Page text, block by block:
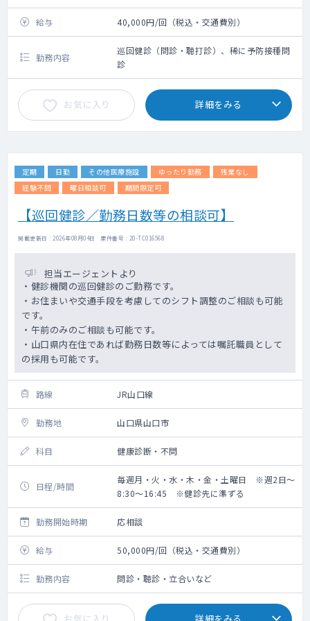
給与 40,000円/回（税込・交通費別）
勤務内容
巡回健診（問診・聴打診）、稀に予防接種問
診
お気に入り 詳細をみる
定期 日勤 その他医療施設 ゆったり勤務
残業なし
経験不問
曜日相談可 期間限定可
【巡回健診／勤務日数等の相談可】
掲載更新日 : 2026年08月04日 案件番号 : 20-TC016568
担当エージェントより
・健診機関の巡回健診のご勤務です。
・お住まいや交通手段を考慮してのシフト調整のご相談も可能
です。
・午前のみのご相談も可能です。
・山口県内在住であれば勤務日数等によっては嘱託職員として
の採用も可能です。
路線 JR山口線
勤務地 山口県山口市
科目 健康診断・不問
日程/時間
毎週月・火・水・木・金・土曜日 ※週2日～
8:30～16:45 ※健診先に準ずる
勤務開始時期 応相談
給与 50,000円/回（税込・交通費別）
勤務内容 問診・聴診・立合いなど